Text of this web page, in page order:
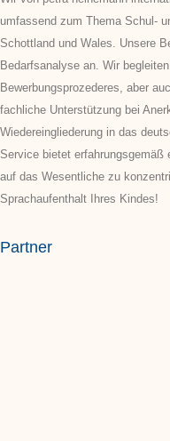
umfassend zum Thema Schul-
Schottland und Wales. Unsere
Bedarfsanalyse an. Wir
Bewerbungsprozederes, aber
fachliche Unterstützung bei
Wiedereingliederung in das
Service bietet
auf das Wesentliche zu
Sprachaufenthalt Ihres Kindes!
Partner